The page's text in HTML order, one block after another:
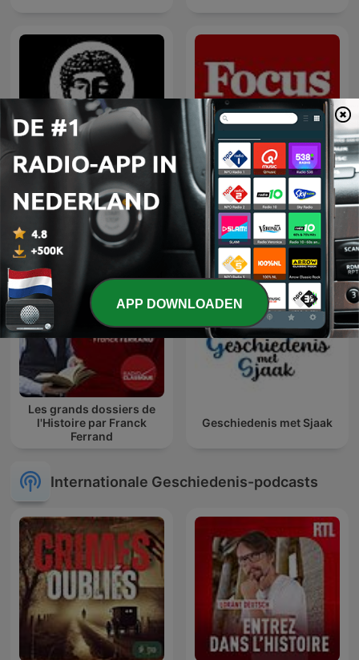
The Dutch Historian
Geschiedenis Podcast
Storia in Podcast
Les grands dossiers de
l'Histoire par Franck
Ferrand
Geschiedenis met Sjaak
Internationale Geschiedenis-podcasts
APP DOWNLOADEN